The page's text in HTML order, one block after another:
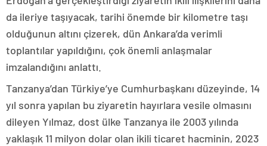
da ileriye taşıyacak, tarihi önemde bir kilometre taşı
olduğunun altını çizerek, dün Ankara’da verimli
toplantılar yapıldığını, çok önemli anlaşmalar
imzalandığını anlattı.
Tanzanya’dan Türkiye’ye Cumhurbaşkanı düzeyinde, 14
yıl sonra yapılan bu ziyaretin hayırlara vesile olmasını
dileyen Yılmaz, dost ülke Tanzanya ile 2003 yılında
yaklaşık 11 milyon dolar olan ikili ticaret hacminin, 2023